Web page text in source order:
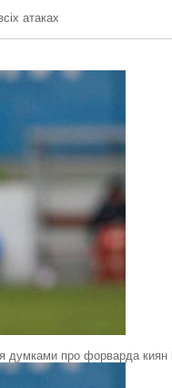
атаках
думками про форварда киян